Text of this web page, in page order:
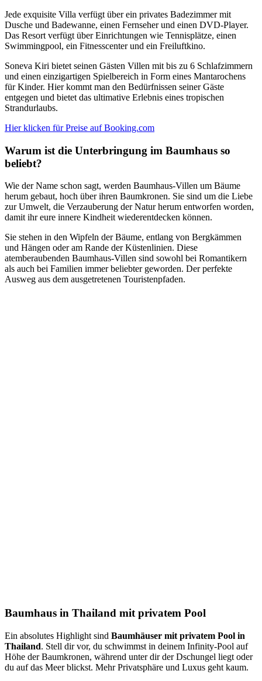
Jede exquisite Villa verfügt über ein privates Badezimmer mit
Dusche und Badewanne, einen Fernseher und einen DVD-Player.
Das Resort verfügt über Einrichtungen wie Tennisplätze, einen
Swimmingpool, ein Fitnesscenter und ein Freiluftkino.
Soneva Kiri bietet seinen Gästen Villen mit bis zu 6 Schlafzimmern
und einen einzigartigen Spielbereich in Form eines Mantarochens
für Kinder. Hier kommt man den Bedürfnissen seiner Gäste
entgegen und bietet das ultimative Erlebnis eines tropischen
Strandurlaubs.
Hier klicken für Preise auf Booking.com
Warum ist die Unterbringung im Baumhaus so
beliebt?
Wie der Name schon sagt, werden Baumhaus-Villen um Bäume
herum gebaut, hoch über ihren Baumkronen. Sie sind um die Liebe
zur Umwelt, die Verzauberung der Natur herum entworfen worden,
damit ihr eure innere Kindheit wiederentdecken können.
Sie stehen in den Wipfeln der Bäume, entlang von Bergkämmen
und Hängen oder am Rande der Küstenlinien. Diese
atemberaubenden Baumhaus-Villen sind sowohl bei Romantikern
als auch bei Familien immer beliebter geworden. Der perfekte
Ausweg aus dem ausgetretenen Touristenpfaden.
Baumhaus in Thailand mit privatem Pool
Ein absolutes Highlight sind Baumhäuser mit privatem Pool in
Thailand. Stell dir vor, du schwimmst in deinem Infinity-Pool auf
Höhe der Baumkronen, während unter dir der Dschungel liegt oder
du auf das Meer blickst. Mehr Privatsphäre und Luxus geht kaum.